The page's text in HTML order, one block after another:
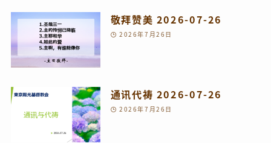
敬拜赞美 2026-07-26
2026年7月26日
通讯代祷 2026-07-26
2026年7月26日